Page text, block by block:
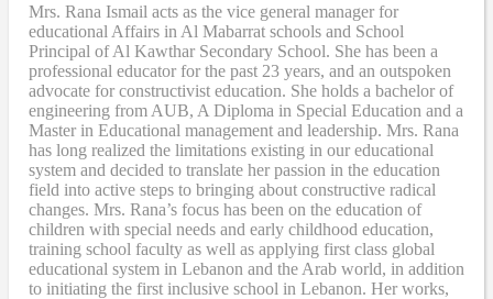
Mrs. Rana Ismail acts as the vice general manager for
educational Affairs in Al Mabarrat schools and School
Principal of Al Kawthar Secondary School. She has been a
professional educator for the past 23 years, and an outspoken
advocate for constructivist education. She holds a bachelor of
engineering from AUB, A Diploma in Special Education and a
Master in Educational management and leadership. Mrs. Rana
has long realized the limitations existing in our educational
system and decided to translate her passion in the education
field into active steps to bringing about constructive radical
changes. Mrs. Rana’s focus has been on the education of
children with special needs and early childhood education,
training school faculty as well as applying first class global
educational system in Lebanon and the Arab world, in addition
to initiating the first inclusive school in Lebanon. Her works,